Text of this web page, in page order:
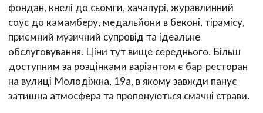
фондан, кнелі до сьомги, хачапурі, журавлинний
соус до камамберу, медальйони в беконі, тірамісу,
приємний музичний супровід та ідеальне
обслуговування. Ціни тут вище середнього. Більш
доступним за розцінками варіантом є бар-ресторан
на вулиці Молодіжна, 19а, в якому завжди панує
затишна атмосфера та пропонуються смачні страви.